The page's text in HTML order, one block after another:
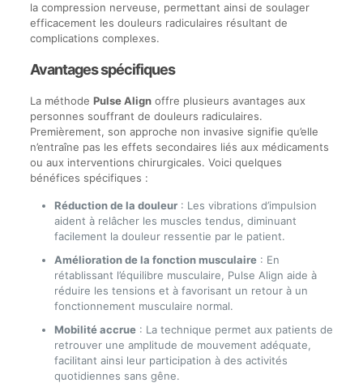
la compression nerveuse, permettant ainsi de soulager
efficacement les douleurs radiculaires résultant de
complications complexes.
Avantages spécifiques
La méthode Pulse Alignoffre plusieurs avantages aux
personnes souffrant de douleurs radiculaires.
Premièrement, son approche non invasive signifie qu’elle
n’entraîne pas les effets secondaires liés aux médicaments
ou aux interventions chirurgicales. Voici quelques
bénéfices spécifiques :
Réduction de la douleur: Les vibrations d’impulsion
aident à relâcher les muscles tendus, diminuant
facilement la douleur ressentie par le patient.
Amélioration de la fonction musculaire: En
rétablissant l’équilibre musculaire, Pulse Align aide à
réduire les tensions et à favorisant un retour à un
fonctionnement musculaire normal.
Mobilité accrue: La technique permet aux patients de
retrouver une amplitude de mouvement adéquate,
facilitant ainsi leur participation à des activités
quotidiennes sans gêne.